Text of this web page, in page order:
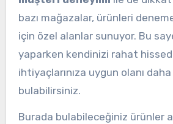
bazı mağazalar, ürünleri
için özel alanlar sunuyor. Bu
yaparken kendinizi rahat
ihtiyaçlarınıza uygun olanı
bulabilirsiniz.
Burada bulabileceğiniz ürünler